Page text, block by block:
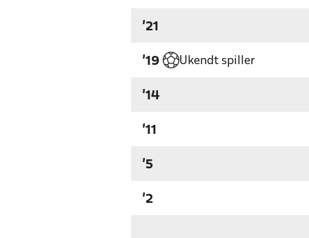
'21
'19 Ukendt spiller
'14
'11
'5
'2